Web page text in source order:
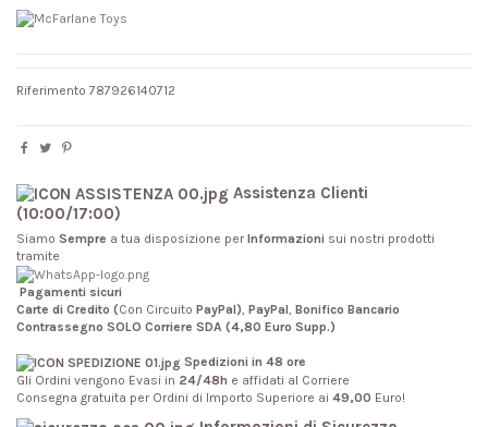
Riferimento 787926140712
Assistenza Clienti
(10:00/17:00)
Siamo Sempre a tua disposizione perInformazioni sui nostri prodotti
tramite
Pagamenti sicuri
Carte di Credito (Con Circuito PayPal), PayPal, Bonifico Bancario
Contrassegno SOLO Corriere SDA (4,80 Euro Supp.)
Spedizioni in 48 ore
Gli Ordini vengono Evasi in 24/48h e affidati al Corriere
Consegna gratuita per Ordini di Importo Superiore ai 49,00 Euro!